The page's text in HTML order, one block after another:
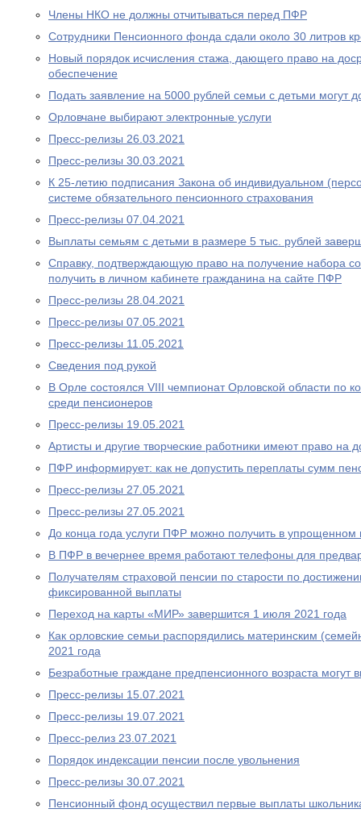
Члены НКО не должны отчитываться перед ПФР
Сотрудники Пенсионного фонда сдали около 30 литров
Новый порядок исчисления стажа, дающего право на
обеспечение
Подать заявление на 5000 рублей семьи с детьми могут
Орловчане выбирают электронные услуги
Пресс-релизы 26.03.2021
Пресс-релизы 30.03.2021
К 25-летию подписания Закона об индивидуальном
системе обязательного пенсионного страхования
Пресс-релизы 07.04.2021
Выплаты семьям с детьми в размере 5 тыс. рублей
Справку, подтверждающую право на получение набора
получить в личном кабинете гражданина на сайте ПФР
Пресс-релизы 28.04.2021
Пресс-релизы 07.05.2021
Пресс-релизы 11.05.2021
Сведения под рукой
В Орле состоялся VIII чемпионат Орловской области по
среди пенсионеров
Пресс-релизы 19.05.2021
Артисты и другие творческие работники имеют право на
ПФР информирует: как не допустить переплаты сумм
Пресс-релизы 27.05.2021
Пресс-релизы 27.05.2021
До конца года услуги ПФР можно получить в упрощенном
В ПФР в вечернее время работают телефоны для
Получателям страховой пенсии по старости по
фиксированной выплаты
Переход на карты «МИР» завершится 1 июля 2021 года
Как орловские семьи распорядились материнским
2021 года
Безработные граждане предпенсионного возраста
Пресс-релизы 15.07.2021
Пресс-релизы 19.07.2021
Пресс-релиз 23.07.2021
Порядок индексации пенсии после увольнения
Пресс-релизы 30.07.2021
Пенсионный фонд осуществил первые выплаты